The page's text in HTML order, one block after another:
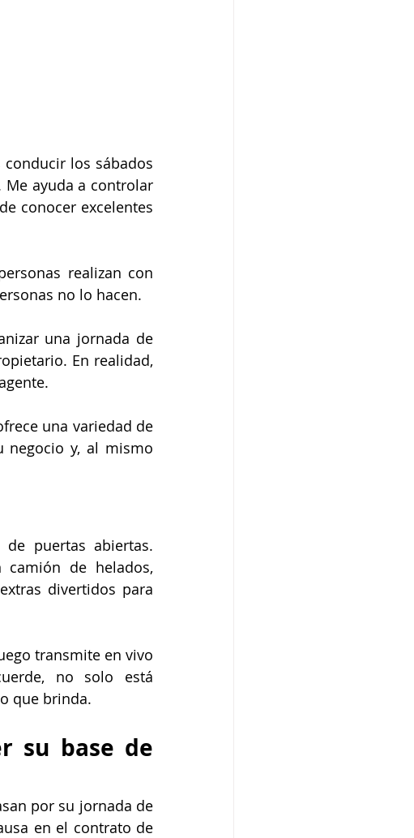
los sábados
ayuda a controlar
conocer excelentes
realizan con
no lo hacen.
una jornada de
En realidad,
una variedad de
negocio y, al mismo
puertas abiertas.
de helados,
divertidos para
transmite en vivo
no solo está
que brinda.
su base de
por su jornada de
en el contrato de